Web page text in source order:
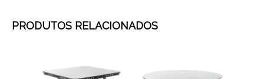
PRODUTOS RELACIONADOS